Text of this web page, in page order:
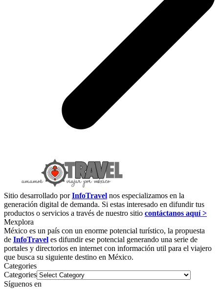
Sitio desarrollado porInfoTravel nos especializamos en la
generación digital de demanda. Si estas interesado en difundir tus
productos o servicios a través de nuestro sitio contáctanos aquí >
Mexplora
México es un país con un enorme potencial turístico, la propuesta
de InfoTravel es difundir ese potencial generando una serie de
portales y directorios en internet con información util para el viajero
que busca su siguiente destino en México.
Categories
Categories
Síguenos en